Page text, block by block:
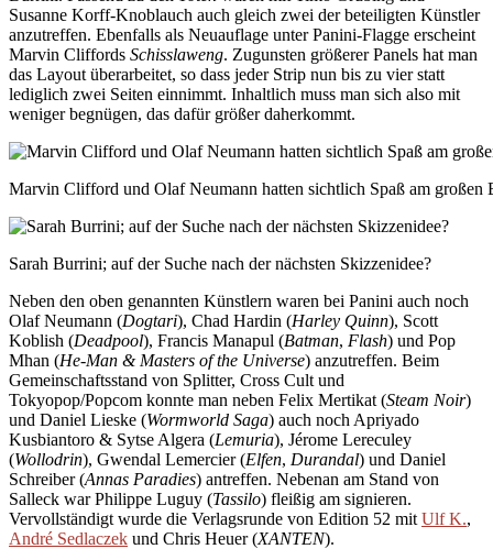
Susanne Korff-Knoblauch auch gleich zwei der beteiligten Künstler
anzutreffen. Ebenfalls als Neuauflage unter Panini-Flagge erscheint
Marvin Cliffords Schisslaweng. Zugunsten größerer Panels hat man
das Layout überarbeitet, so dass jeder Strip nun bis zu vier statt
lediglich zwei Seiten einnimmt. Inhaltlich muss man sich also mit
weniger begnügen, das dafür größer daherkommt.
Marvin Clifford und Olaf Neumann hatten sichtlich Spaß am großen
Sarah Burrini; auf der Suche nach der nächsten Skizzenidee?
Neben den oben genannten Künstlern waren bei Panini auch noch
Olaf Neumann (Dogtari), Chad Hardin (Harley Quinn), Scott
Koblish (Deadpool), Francis Manapul (Batman, Flash) und Pop
Mhan (He-Man & Masters of the Universe) anzutreffen. Beim
Gemeinschaftsstand von Splitter, Cross Cult und
Tokyopop/Popcom konnte man neben Felix Mertikat (Steam Noir)
und Daniel Lieske (Wormworld Saga) auch noch Apriyado
Kusbiantoro & Sytse Algera (Lemuria), Jérome Lereculey
(Wollodrin), Gwendal Lemercier (Elfen, Durandal) und Daniel
Schreiber (Annas Paradies) antreffen. Nebenan am Stand von
Salleck war Philippe Luguy (Tassilo) fleißig am signieren.
Vervollständigt wurde die Verlagsrunde von Edition 52 mit Ulf K.,
André Sedlaczek und Chris Heuer (XANTEN).